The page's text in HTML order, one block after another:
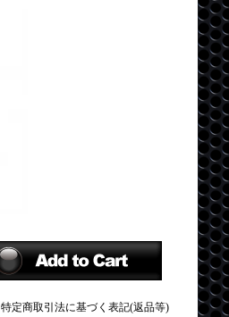
特定商取引法に基づく表記(返品等)